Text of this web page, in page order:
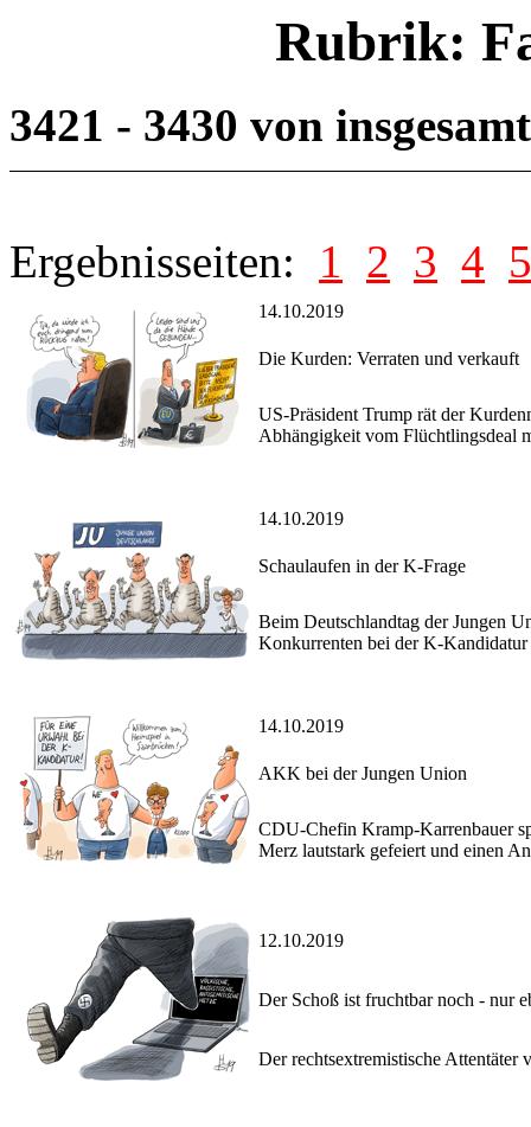
Rubrik:
3421 - 3430 von
Ergebnisseiten: 1 2 3 4 5
14.10.2019
Die Kurden: Verraten und verkauft
US-Präsident Trump rät der
Abhängigkeit vom Flüchtlingsdeal
14.10.2019
Schaulaufen in der K-Frage
Beim Deutschlandtag der Jungen
Konkurrenten bei der K-
14.10.2019
AKK bei der Jungen Union
CDU-Chefin Kramp-Karrenbauer
Merz lautstark gefeiert und einen
12.10.2019
Der Schoß ist fruchtbar noch - nur
Der rechtsextremistische